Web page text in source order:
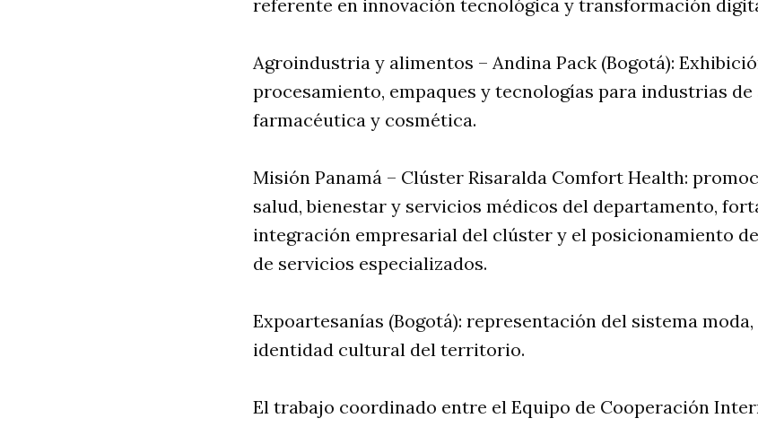
referente en innovación tecnológica y transformación
Agroindustria y alimentos – Andina Pack (Bogotá):
procesamiento, empaques y tecnologías para industrias de
farmacéutica y cosmética.
Misión Panamá – Clúster Risaralda Comfort Health:
salud, bienestar y servicios médicos del departamento,
integración empresarial del clúster y el posicionamiento
de servicios especializados.
Expoartesanías (Bogotá): representación del sistema
identidad cultural del territorio.
El trabajo coordinado entre el Equipo de Cooperación